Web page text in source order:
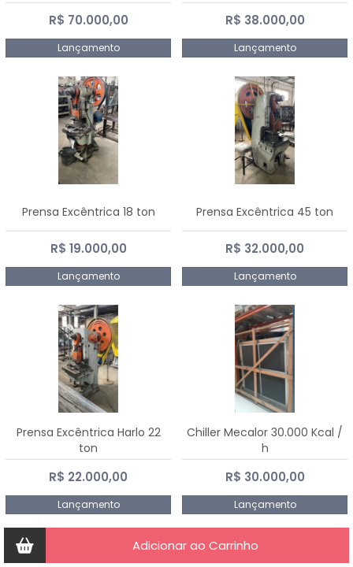
R$ 70.000,00
Lançamento
R$ 38.000,00
Lançamento
Prensa Excêntrica 18 ton
R$ 19.000,00
Lançamento
Prensa Excêntrica 45 ton
R$ 32.000,00
Lançamento
Prensa Excêntrica Harlo 22
ton
R$ 22.000,00
Lançamento
Chiller Mecalor 30.000 Kcal /
h
R$ 30.000,00
Lançamento
Adicionar ao Carrinho